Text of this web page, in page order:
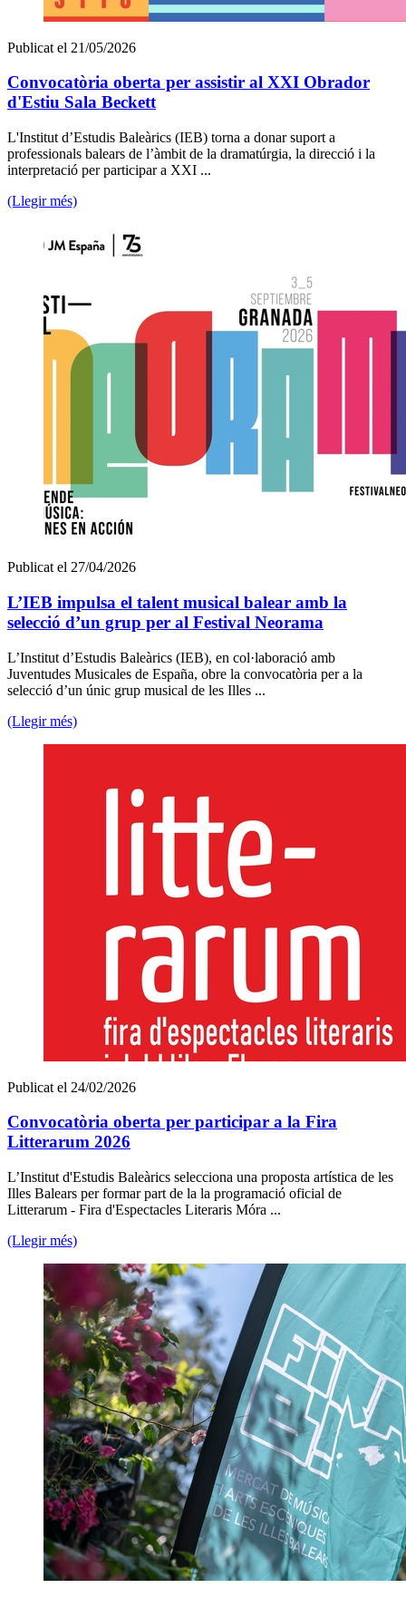
Publicat el 21/05/2026
Convocatòria oberta per assistir al XXI Obrador
d'Estiu Sala Beckett
L'Institut d’Estudis Baleàrics (IEB) torna a donar suport a
professionals balears de l’àmbit de la dramatúrgia, la direcció i la
interpretació per participar a XXI ...
(Llegir més)
Publicat el 27/04/2026
L’IEB impulsa el talent musical balear amb la
selecció d’un grup per al Festival Neorama
L’Institut d’Estudis Baleàrics (IEB), en col·laboració amb
Juventudes Musicales de España, obre la convocatòria per a la
selecció d’un únic grup musical de les Illes ...
(Llegir més)
Publicat el 24/02/2026
Convocatòria oberta per participar a la Fira
Litterarum 2026
L’Institut d'Estudis Baleàrics selecciona una proposta artística de les
Illes Balears per formar part de la la programació oficial de
Litterarum - Fira d'Espectacles Literaris Móra ...
(Llegir més)